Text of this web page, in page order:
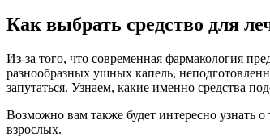
Как выбрать средство для
Из-за того, что современная фармакология
разнообразных ушных капель,
запутаться. Узнаем, какие именно средства
Возможно вам также будет интересно узнать
взрослых.